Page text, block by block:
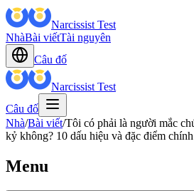
Narcissist Test
NhàBài viếtTài nguyên
Câu đố
Narcissist Test
Câu đố
Nhà/Bài viết/Tôi có phải là người mắc
kỷ không? 10 dấu hiệu và đặc điểm chính
Menu